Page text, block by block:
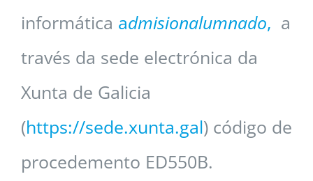
informática admisionalumnado, a
través da sede electrónica da
Xunta de Galicia
(https://sede.xunta.gal) código de
procedemento ED550B.